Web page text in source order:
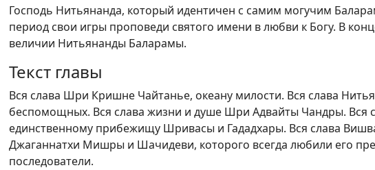
Господь Нитьянанда, который идентичен с самим могучим
период свои игры проповеди святого имени в любви к Богу. В
величии Нитьянанды Баларамы.
Текст главы
Вся слава Шри Кришне Чайтанье, океану милости. Вся слава
беспомощных. Вся слава жизни и душе Шри Адвайты Чандры. Вся
единственному прибежищу Шривасы и Гададхары. Вся слава
Джаганнатхи Мишры и Шачидеви, которого всегда любили его
последователи.